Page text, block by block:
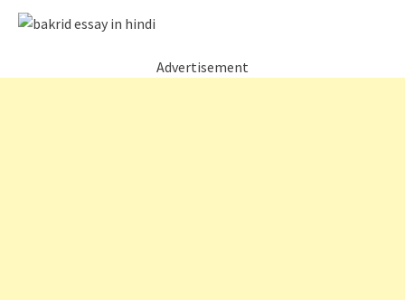
Advertisement